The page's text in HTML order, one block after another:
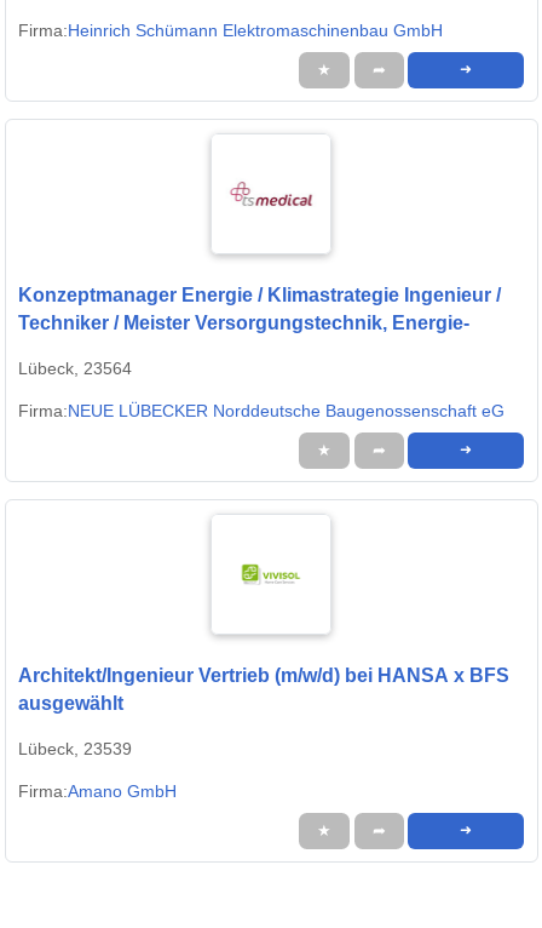
Firma:Heinrich Schümann Elektromaschinenbau GmbH
★ ➦ ➜
Konzeptmanager Energie / Klimastrategie Ingenieur /
Techniker / Meister Versorgungstechnik, Energie-
Lübeck, 23564
Firma:NEUE LÜBECKER Norddeutsche Baugenossenschaft eG
★ ➦ ➜
Architekt/Ingenieur Vertrieb (m/w/d) bei HANSA x BFS
ausgewählt
Lübeck, 23539
Firma:Amano GmbH
★ ➦ ➜